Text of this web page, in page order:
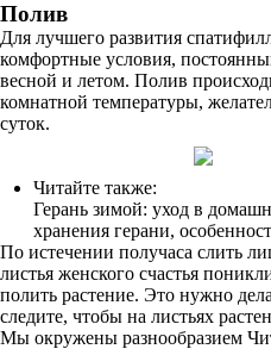
Полив
Для лучшего развития
комфортные условия,
весной и летом. Полив
комнатной температуры,
суток.
Читайте также:
Герань зимой: уход в
хранения герани,
По истечении получаса слить
листья женского счастья
полить растение. Это нужно
следите, чтобы на листьях
Мы окружены разнообразием